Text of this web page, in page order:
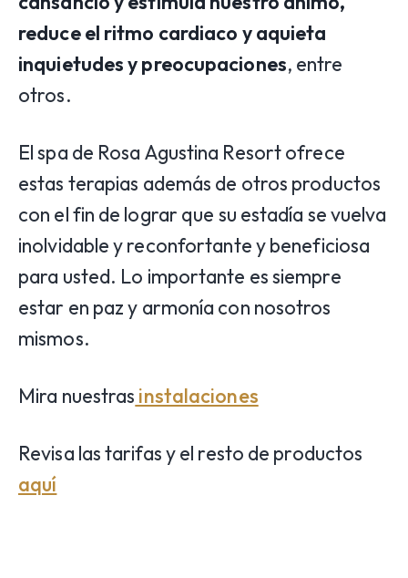
reduce el ritmo cardiaco y aquieta
inquietudes y preocupaciones, entre
otros.
El spa de Rosa Agustina Resort ofrece
estas terapias además de otros productos
con el fin de lograr que su estadía se vuelva
inolvidable y reconfortante y beneficiosa
para usted. Lo importante es siempre
estar en paz y armonía con nosotros
mismos.
Mira nuestras instalaciones
Revisa las tarifas y el resto de productos
aquí